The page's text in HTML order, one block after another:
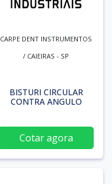
CARPE DENT INSTRUMENTOS
/ CAIEIRAS - SP
BISTURI CIRCULAR
CONTRA ANGULO
Cotar agora